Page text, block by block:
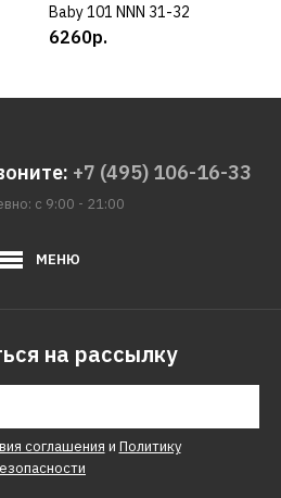
Baby 101 NNN 31-32
6260р.
+7 (495) 106-16-33
с 9:00 - 21:00
МЕНЮ
на рассылку
соглашения и Политику